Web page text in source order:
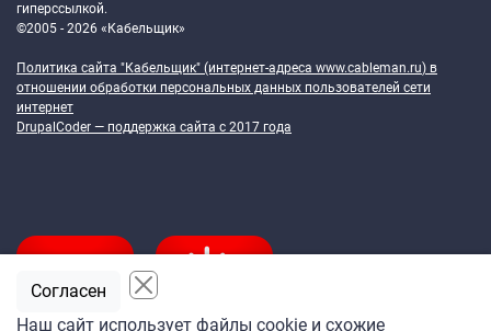
гиперссылкой.
©2005 - 2026 «Кабельщик»
Политика сайта "Кабельщик" (интернет-адреса www.cableman.ru) в
отношении обработки персональных данных пользователей сети
интернет
DrupalCoder — поддержка сайта c 2017 года
Наш сайт использует файлы cookie и схожие
Согласен